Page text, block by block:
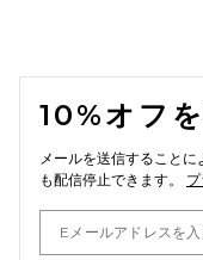
FOOTER
10%オフ
メールを送信すること
も配信停止できます。